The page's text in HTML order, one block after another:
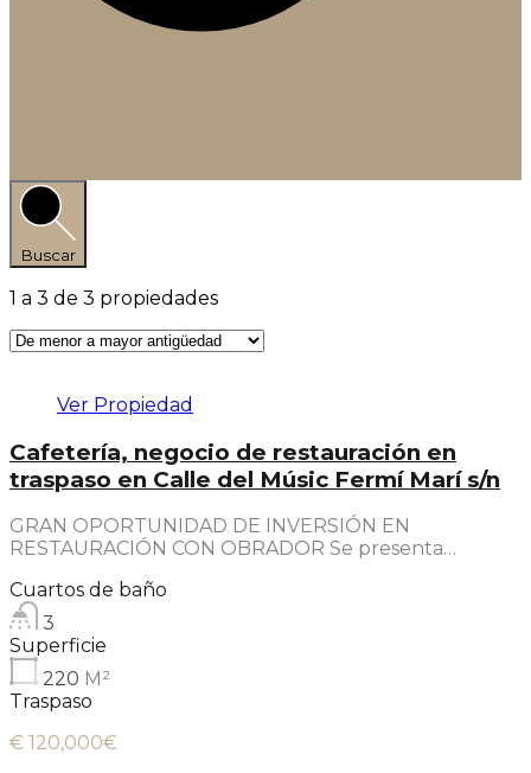
Buscar
1 a 3 de 3 propiedades
Ver Propiedad
Cafetería, negocio de restauración en
traspaso en Calle del Músic Fermí Marí s/n
GRAN OPORTUNIDAD DE INVERSIÓN EN
RESTAURACIÓN CON OBRADOR Se presenta…
Cuartos de baño
3
Superficie
220 M²
Traspaso
€ 120,000€